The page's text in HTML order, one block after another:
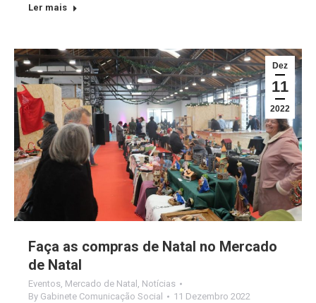
Ler mais
Dez
11
2022
Faça as compras de Natal no Mercado
de Natal
Eventos, Mercado de Natal , Notícias
By Gabinete Comunicação Social 11 Dezembro 2022